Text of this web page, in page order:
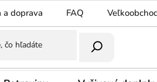
a doprava FAQ